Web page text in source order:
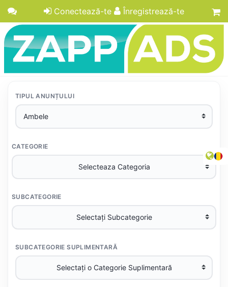
Conectează-te Înregistrează-te
TIPUL ANUNȚULUI
CATEGORIE
SUBCATEGORIE
SUBCATEGORIE SUPLIMENTARĂ